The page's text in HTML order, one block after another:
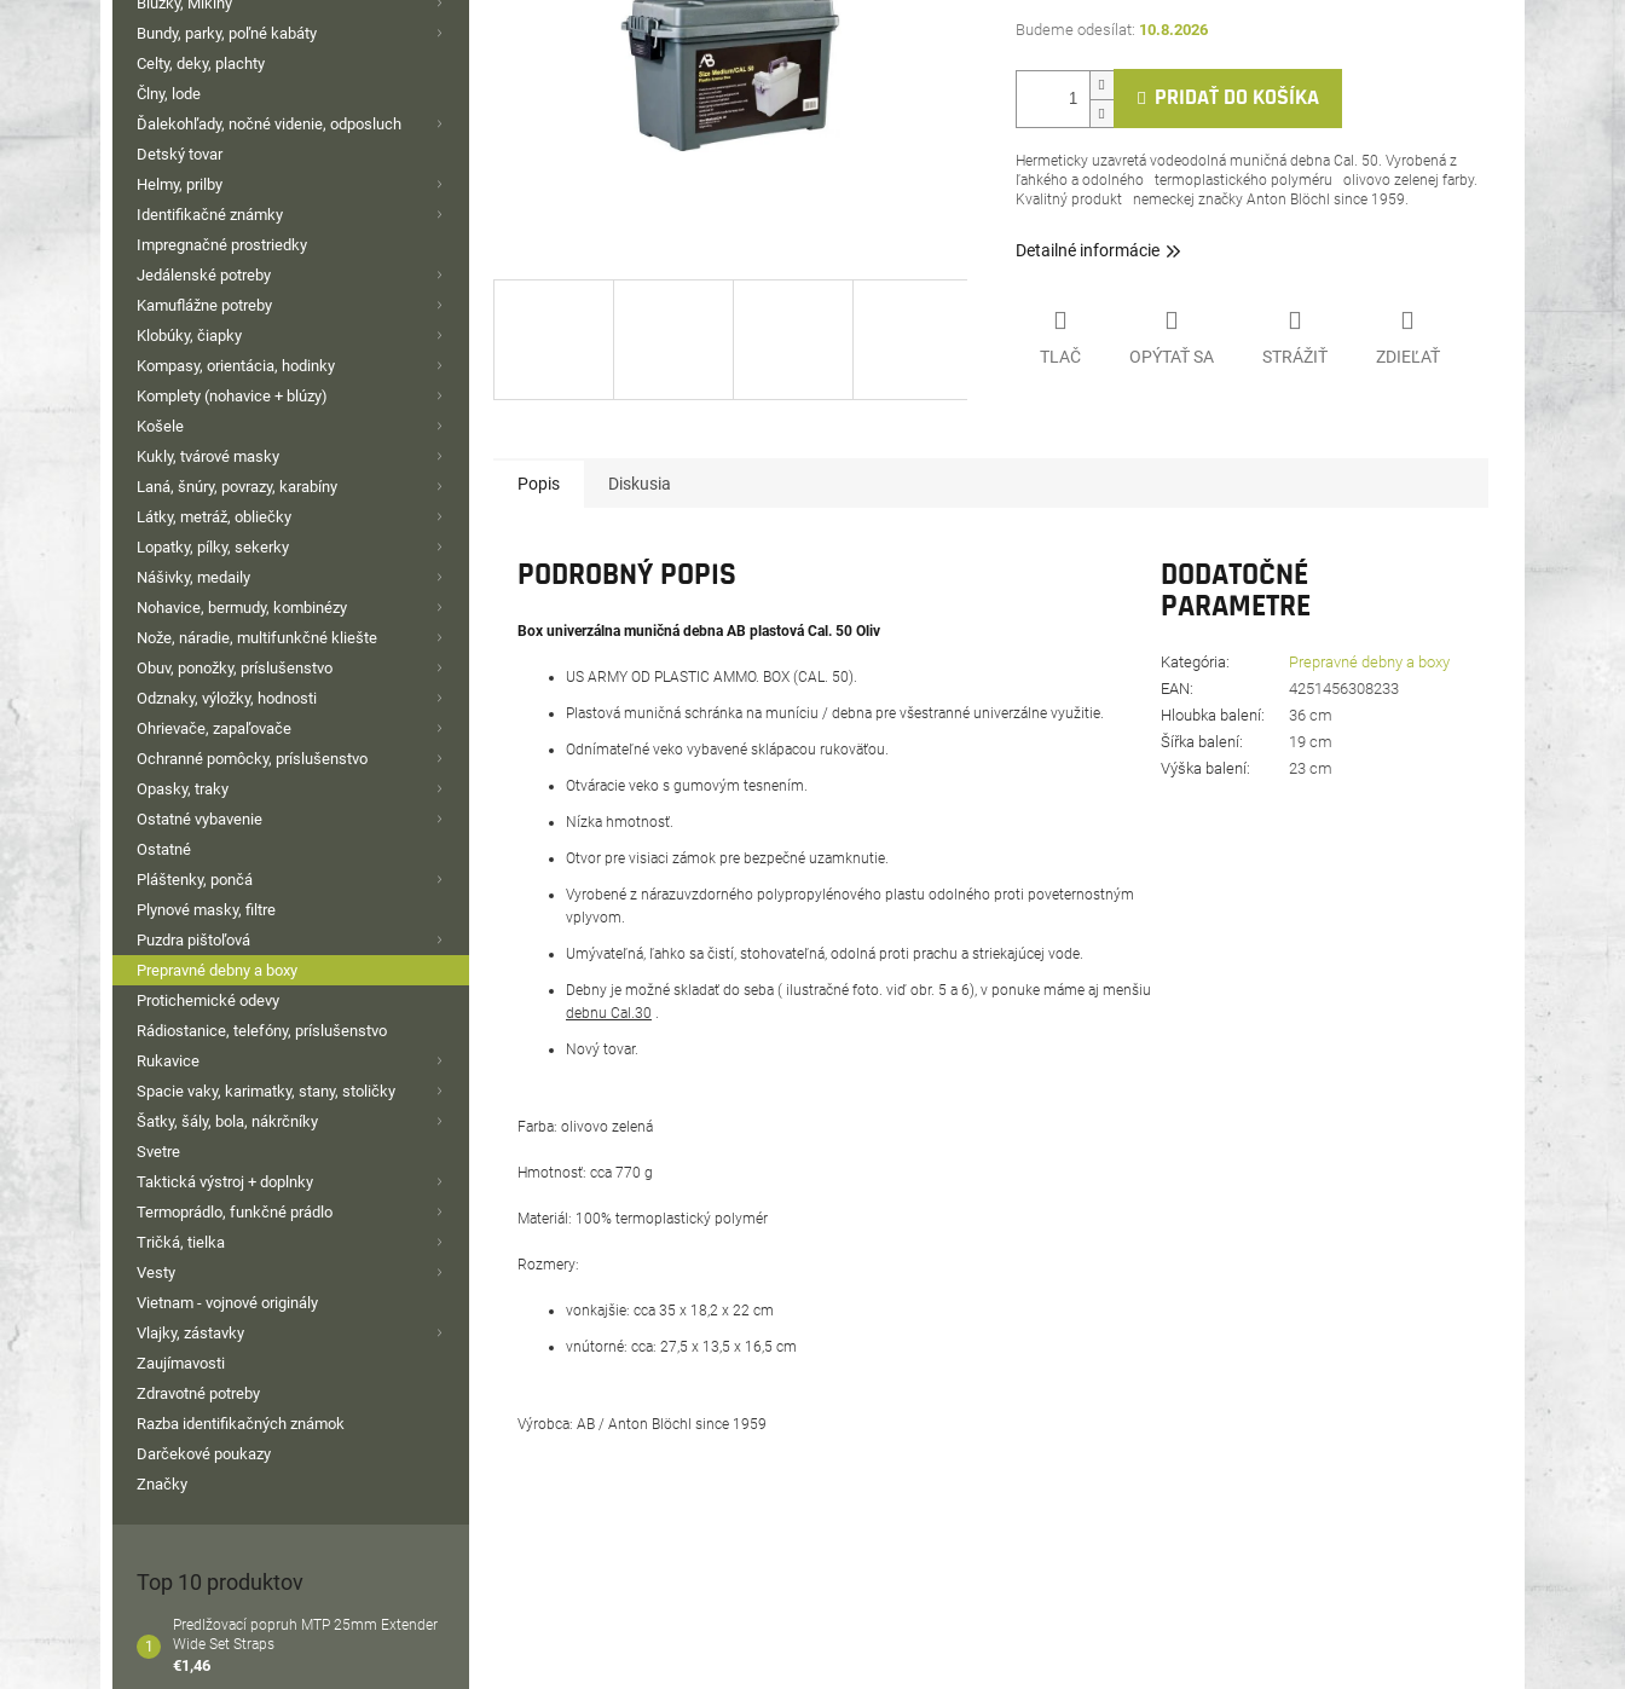
Bundy, parky, poľné kabáty
Celty, deky, plachty
Člny, lode
Ďalekohľady, nočné videnie, odposluch
Detský tovar
Helmy, prilby
Identifikačné známky
Impregnačné prostriedky
Jedálenské potreby
Kamuflážne potreby
Klobúky, čiapky
Kompasy, orientácia, hodinky
Komplety (nohavice + blúzy)
Košele
Kukly, tvárové masky
Laná, šnúry, povrazy, karabíny
Látky, metráž, obliečky
Lopatky, pílky, sekerky
Nášivky, medaily
Nohavice, bermudy, kombinézy
Nože, náradie, multifunkčné kliešte
Obuv, ponožky, príslušenstvo
Odznaky, výložky, hodnosti
Ohrievače, zapaľovače
Ochranné pomôcky, príslušenstvo
Opasky, traky
Ostatné vybavenie
Ostatné
Pláštenky, pončá
Plynové masky, filtre
Puzdra pištoľová
Prepravné debny a boxy
Protichemické odevy
Rádiostanice, telefóny, príslušenstvo
Rukavice
Spacie vaky, karimatky, stany, stoličky
Šatky, šály, bola, nákrčníky
Svetre
Taktická výstroj + doplnky
Termoprádlo, funkčné prádlo
Tričká, tielka
Vesty
Vietnam - vojnové originály
Vlajky, zástavky
Zaujímavosti
Zdravotné potreby
Razba identifikačných známok
Darčekové poukazy
Značky
Top 10 produktov
Predlžovací popruh MTP 25mm Extender
Wide Set Straps
€1,46
10.8.2026
PRIDAŤ DO KOŠÍKA
Hermeticky uzavretá vodeodolná muničná debna Cal. 50. Vyrobená z
ľahkého a odolného
termoplastického polyméru
olivovo zelenej farby.
Kvalitný produkt
nemeckej značky Anton Blöchl since 1959.
Detailné informácie
TLAČ OPÝTAŤ SA STRÁŽIŤ ZDIEĽAŤ
Popis Diskusia
PODROBNÝ POPIS
Box univerzálna muničná debna AB plastová Cal. 50 Oliv
US ARMY OD PLASTIC AMMO. BOX (CAL. 50).
Plastová muničná schránka na muníciu / debna pre všestranné univerzálne využitie.
Odnímateľné veko vybavené sklápacou rukoväťou.
Otváracie veko s gumovým tesnením.
Nízka hmotnosť.
Otvor pre visiaci zámok pre bezpečné uzamknutie.
Vyrobené z nárazuvzdorného polypropylénového plastu odolného proti poveternostným
vplyvom.
Umývateľná, ľahko sa čistí, stohovateľná, odolná proti prachu a striekajúcej vode.
Debny je možné skladať do seba ( ilustračné foto. viď obr. 5 a 6), v ponuke máme aj menšiu
debnu Cal.30
Nový tovar.
Farba: olivovo zelená
Hmotnosť: cca 770 g
Materiál: 100% termoplastický polymér
Rozmery:
vonkajšie: cca 35 x 18,2 x 22 cm
vnútorné: cca: 27,5 x 13,5 x 16,5 cm
Výrobca: AB / Anton Blöchl since 1959
DODATOČNÉ
PARAMETRE
Kategória:
Prepravné debny a boxy
EAN:
4251456308233
Hloubka balení:
36 cm
Šířka balení:
19 cm
Výška balení: 23 cm